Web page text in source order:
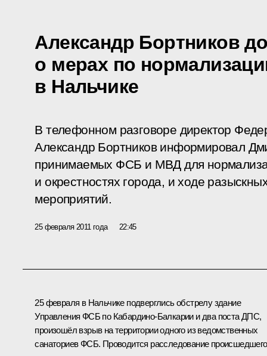
Александр Бортников
о мерах по
в Нальчике
В телефонном разговоре директор
Александр Бортников информировал
принимаемых ФСБ и МВД для
и окрестностях города, и ходе
мероприятий.
25 февраля 2011 года 22:45
25 февраля в Нальчике подверглись обстрелу здание
Управления ФСБ по Кабардино-Балкарии и два поста ДПС,
произошёл взрыв на территории одного из ведомственных
санаториев ФСБ. Проводится расследование